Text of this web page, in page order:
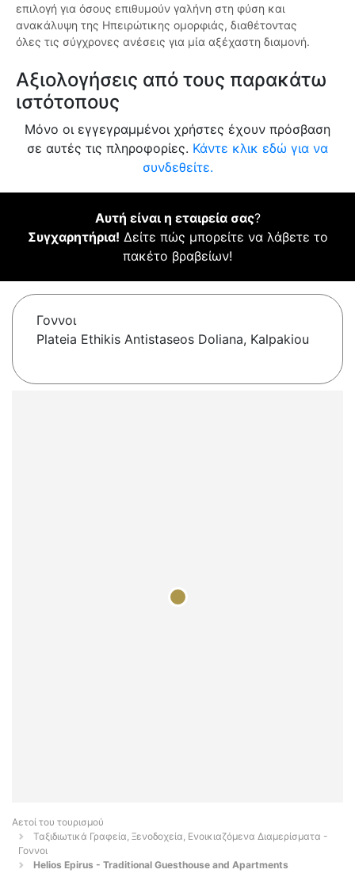
επιλογή για όσους επιθυμούν γαλήνη στη φύση και
ανακάλυψη της Ηπειρώτικης ομορφιάς, διαθέτοντας
όλες τις σύγχρονες ανέσεις για μία αξέχαστη διαμονή.
Αξιολογήσεις από τους παρακάτω
ιστότοπους
Μόνο οι εγγεγραμμένοι χρήστες έχουν πρόσβαση
σε αυτές τις πληροφορίες. Κάντε κλικ εδώ για να
συνδεθείτε.
Αυτή είναι η εταιρεία σας?
Συγχαρητήρια! Δείτε πώς μπορείτε να λάβετε το
πακέτο βραβείων!
Γοννοι
Plateia Ethikis Antistaseos Doliana, Kalpakiou
Αετοί του τουρισμού
Ταξιδιωτικά Γραφεία, Ξενοδοχεία, Ενοικιαζόμενα Διαμερίσματα -
Γοννοι
Helios Epirus - Traditional Guesthouse and Apartments